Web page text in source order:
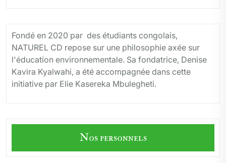
Fondé en 2020 par des étudiants congolais,
NATUREL CD repose sur une philosophie axée sur
l'éducation environnementale. Sa fondatrice, Denise
Kavira Kyalwahi, a été accompagnée dans cette
initiative par Elie Kasereka Mbulegheti.
Nos personnels